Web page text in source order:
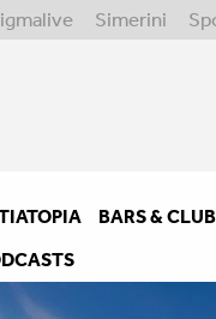
Simerini
BARS &